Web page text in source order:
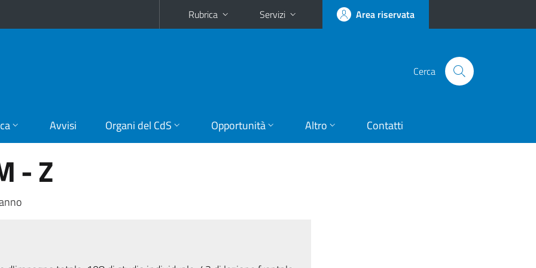
Rubrica Servizi Area riservata
Cerca
Avvisi Organi del CdS Opportunità Altro Contatti
- Z